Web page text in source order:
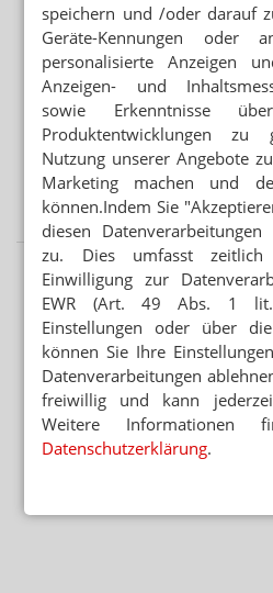
speichern und /oder darauf
Geräte-Kennungen oder
personalisierte Anzeigen
Anzeigen- und
sowie Erkenntnisse
Produktentwicklungen
Nutzung unserer Angebote
Marketing machen und
können.Indem Sie
diesen
zu. Dies umfasst
Einwilligung zur
EWR (Art. 49 Abs. 1 lit.
Einstellungen oder über
können Sie Ihre
Datenverarbeitungen
freiwillig und kann
Weitere
Datenschutzerklärung.
Mehr aus Ressort
SEMAGLUTID
Wegovy-Tablette ab
APP FÜR
„Wie eine Ärztin in der
VORSICHT BEI SILYCHRISTIN
Schilddrüse: DGE warnt vor